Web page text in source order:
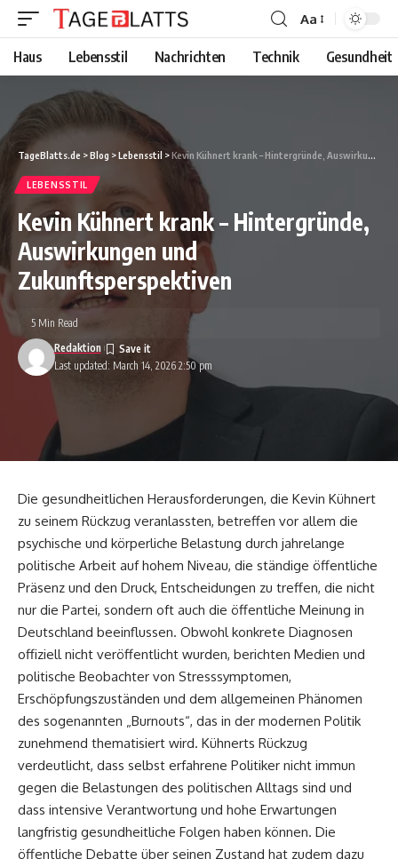
Font
Resizer
Aa
Haus Lebensstil Nachrichten Technik Gesundheit
TageBlatts.de >Blog >Lebensstil >Kevin Kühnert krank – Hintergründe, Auswirkungen und Zukunftsperspektiven
LEBENSSTIL
Kevin Kühnert krank – Hintergründe,
Auswirkungen und
Zukunftsperspektiven
Last updated: March 14, 2026 2:50 pm
Redaktion
5 Min Read
Die gesundheitlichen Herausforderungen, die Kevin Kühnert
zu seinem Rückzug veranlassten, betreffen vor allem die
psychische und körperliche Belastung durch jahrelange
politische Arbeit auf hohem Niveau, die ständige öffentliche
Präsenz und den Druck, Entscheidungen zu treffen, die nicht
nur die Partei, sondern oft auch die öffentliche Meinung in
Deutschland beeinflussen. Obwohl konkrete Diagnosen
offiziell nicht veröffentlicht wurden, berichten Medien und
politische Beobachter von Stresssymptomen,
Erschöpfungszuständen und dem allgemeinen Phänomen
des sogenannten „Burnouts“, das in der modernen Politik
zunehmend thematisiert wird. Kühnerts Rückzug
verdeutlicht, dass selbst erfahrene Politiker nicht immun
gegen die Belastungen des politischen Alltags sind und
dass intensive Verantwortung und hohe Erwartungen
langfristig gesundheitliche Folgen haben können. Die
öffentliche Debatte über seinen Zustand hat zudem dazu